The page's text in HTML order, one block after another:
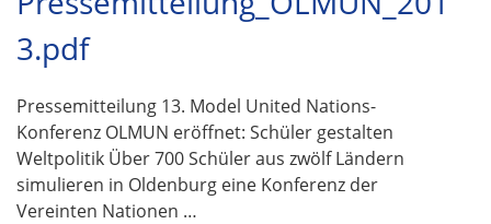
3.pdf
Pressemitteilung 13. Model United Nations-
Konferenz OLMUN eröffnet: Schüler gestalten
Weltpolitik Über 700 Schüler aus zwölf Ländern
simulieren in Oldenburg eine Konferenz der
Vereinten Nationen …